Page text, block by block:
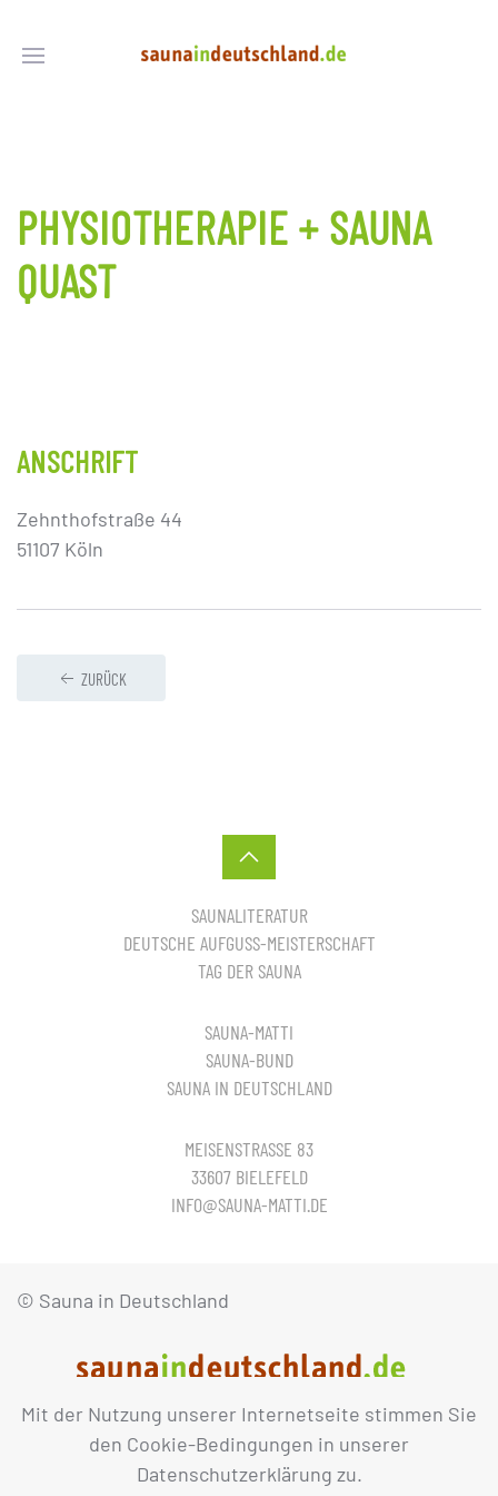
Mit der Nutzung unserer Internetseite stimmen Sie
den Cookie-Bedingungen in unserer
Datenschutzerklärung zu.
PHYSIOTHERAPIE + SAUNA
QUAST
ANSCHRIFT
Zehnthofstraße 44
51107 Köln
ZURÜCK
SAUNALITERATUR
DEUTSCHE AUFGUSS-MEISTERSCHAFT
TAG DER SAUNA
SAUNA-MATTI
SAUNA-BUND
SAUNA IN DEUTSCHLAND
MEISENSTRASSE 83
33607 BIELEFELD
INFO@SAUNA-MATTI.DE
© Sauna in Deutschland
IMPRESSUM DATENSCHUTZ